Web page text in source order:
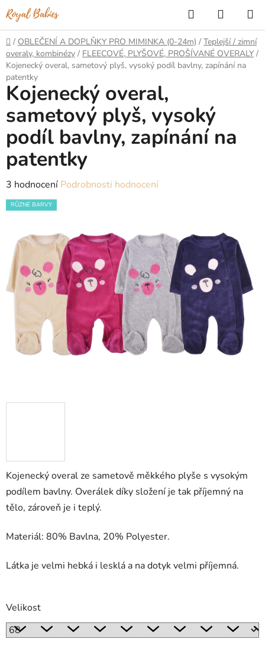
Přejít
na
obsah
Hledat
KOŠÍK
Domů
/ OBLEČENÍ A DOPLŇKY PRO MIMINKA (0-24m) / Teplejší / zimní
overaly, kombinézy / FLEECOVÉ, PLYŠOVÉ, PROŠÍVANÉ OVERALY /
Kojenecký overal, sametový plyš, vysoký podíl bavlny, zapínání na
patentky
Kojenecký overal ze sametově měkkého plyše s vysokým
podílem bavlny. Overálek díky složení je tak příjemný na
tělo, zároveň je i teplý.
Materiál: 80% Bavlna, 20% Polyester.
Látka je velmi hebká i lesklá a na dotyk velmi příjemná.
Velikost
Kojenecký overal,
sametový plyš, vysoký
podíl bavlny, zapínání na
patentky
Průměrné
hodnocení
5,0
5
hvězdiček.
3 hodnocení Podrobnosti hodnocení
RŮZNÉ BARVY